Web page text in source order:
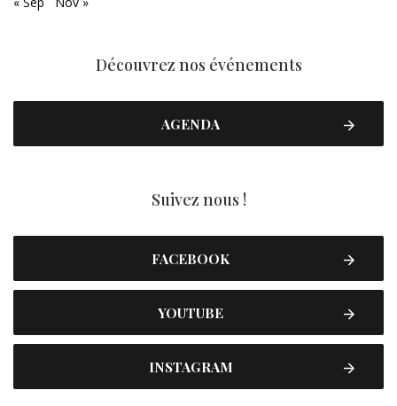
Découvrez nos événements
AGENDA
Suivez nous !
FACEBOOK
YOUTUBE
INSTAGRAM